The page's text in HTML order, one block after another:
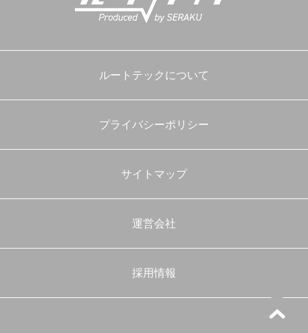
ルートテックについて
プライバシーポリシー
サイトマップ
運営会社
採用情報